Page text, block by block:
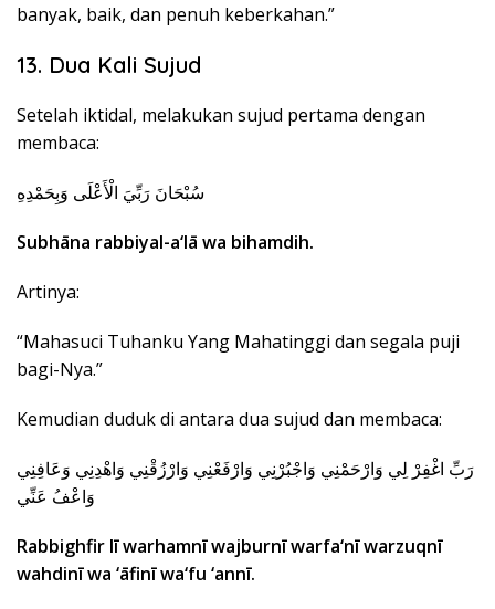
banyak, baik, dan penuh keberkahan.”
13. Dua Kali Sujud
Setelah iktidal, melakukan sujud pertama dengan
membaca:
سُبْحَانَ رَبِّيَ الْأَعْلَى وَبِحَمْدِهِ
Subhāna rabbiyal-a‘lā wa bihamdih.
Artinya:
“Mahasuci Tuhanku Yang Mahatinggi dan segala puji
bagi-Nya.”
Kemudian duduk di antara dua sujud dan membaca:
رَبِّ اغْفِرْ لِي وَارْحَمْنِي وَاجْبُرْنِي وَارْفَعْنِي وَارْزُقْنِي وَاهْدِنِي وَعَافِنِي
وَاعْفُ عَنِّي
Rabbighfir lī warhamnī wajburnī warfa‘nī warzuqnī
wahdinī wa ‘āfinī wa‘fu ‘annī.